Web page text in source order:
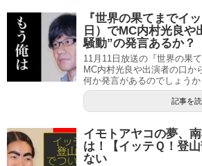
『世界の果てまでイ
日）でMC内村光良や
騒動”の発言あるか？
11月11日放送の『世界の果
MC内村光良や出演者の口か
何か発言があるのでしょうか
記事を
イモトアヤコの夢、
は！【イッテＱ！登
ない